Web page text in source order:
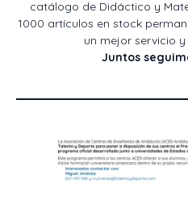
catálogo de Didáctico y
1000 artículos en stock
un mejor servicio
Juntos